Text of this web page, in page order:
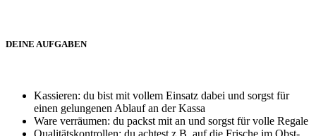
DEINE AUFGABEN
Kassieren: du bist mit vollem Einsatz dabei und sorgst für
einen gelungenen Ablauf an der Kassa
Ware verräumen: du packst mit an und sorgst für volle Regale